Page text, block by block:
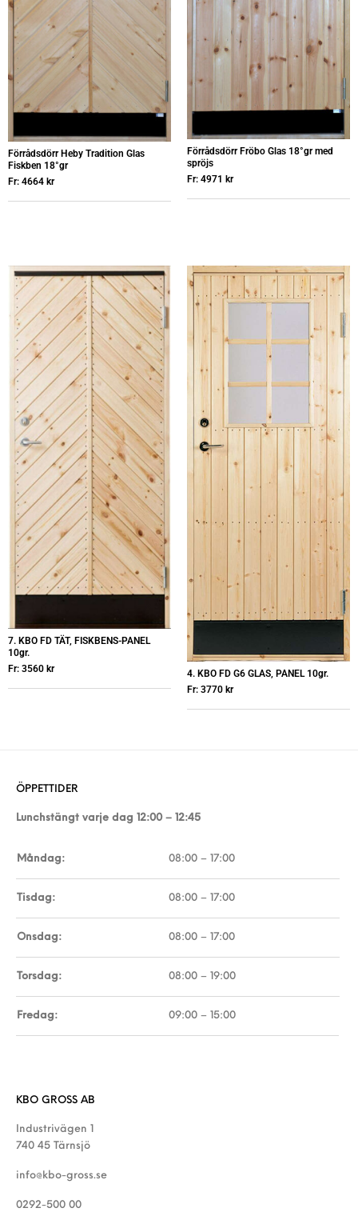
Förrådsdörr Heby Tradition Glas
Fiskben 18°gr
Fr: 4664 kr
Förrådsdörr Fröbo Glas 18°gr med
spröjs
Fr: 4971 kr
7. KBO FD TÄT, FISKBENS-PANEL
10gr.
Fr: 3560 kr
4. KBO FD G6 GLAS, PANEL 10gr.
Fr: 3770 kr
ÖPPETTIDER
Lunchstängt varje dag 12:00 – 12:45
Måndag: 08:00 – 17:00
Tisdag: 08:00 – 17:00
Onsdag: 08:00 – 17:00
Torsdag: 08:00 – 19:00
Fredag: 09:00 – 15:00
KBO GROSS AB
Industrivägen 1
740 45 Tärnsjö
info@kbo-gross.se
0292-500 00